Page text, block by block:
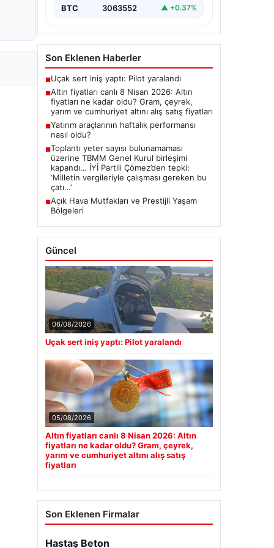
BTC 3063552 ▲ +0.37%
Son Eklenen Haberler
■Uçak sert iniş yaptı: Pilot yaralandı
■Altın fiyatları canlı 8 Nisan 2026: Altın
fiyatları ne kadar oldu? Gram, çeyrek,
yarım ve cumhuriyet altını alış satış fiyatları
■Yatırım araçlarının haftalık performansı
nasıl oldu?
■Toplantı yeter sayısı bulunamaması
üzerine TBMM Genel Kurul birleşimi
kapandı… İYİ Partili Çömez’den tepki:
‘Milletin vergileriyle çalışması gereken bu
çatı…’
■Açık Hava Mutfakları ve Prestijli Yaşam
Bölgeleri
Güncel
06/08/2026
Uçak sert iniş yaptı: Pilot yaralandı
05/08/2026
Altın fiyatları canlı 8 Nisan 2026: Altın
fiyatları ne kadar oldu? Gram, çeyrek,
yarım ve cumhuriyet altını alış satış
fiyatları
Son Eklenen Firmalar
Hastaş Beton